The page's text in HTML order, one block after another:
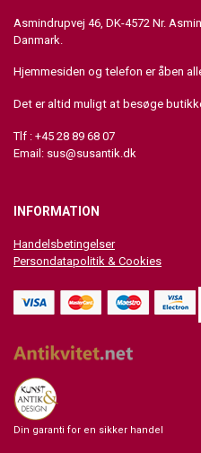
Asmindrupvej 46, DK-4572 Nr.
Danmark.
Hjemmesiden og telefon er åben
Det er altid muligt at besøge
Tlf : +45 28 89 68 07
Email: sus@susantik.dk
INFORMATION
Handelsbetingelser
Persondatapolitik & Cookies
Din garanti for en sikker handel